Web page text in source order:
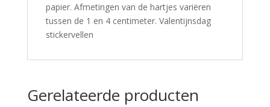
papier. Afmetingen van de hartjes variëren
tussen de 1 en 4 centimeter. Valentijnsdag
stickervellen
Gerelateerde producten